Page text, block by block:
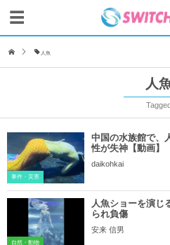
人魚
人
事件・災害
中国の水族館で、
性が失神【動画】
daikohkai
自然・動物
人魚ショーを演じ
られ負傷
安来 信男